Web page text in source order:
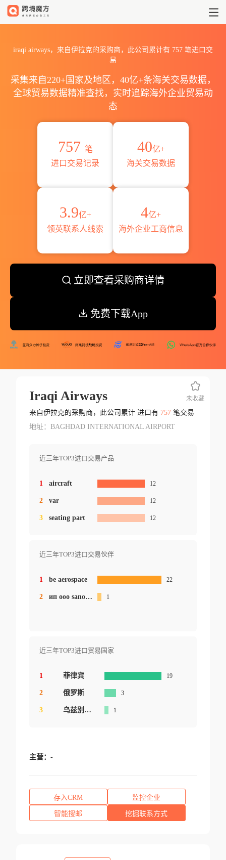
iraqi airways，来自伊拉克的采购商，此公司累计有 757 笔进口交
易
采集来自220+国家及地区，40亿+条海关交易数据，
全球贸易数据精准查找，实时追踪海外企业贸易动
态
757 笔
进口交易记录
40亿+
海关交易数据
3.9亿+
领英联系人线索
4亿+
海外企业工商信息
立即查看采购商详情
免费下载App
Iraqi Airways
来自伊拉克的采购商，此公司累计 进口有 757笔交易
地址：BAGHDAD INTERNATIONAL AIRPORT
近三年TOP3进口交易产品
1 aircraft 12
2 var 12
3 seating part 12
近三年TOP3进口交易伙伴
1 be aerospace 22
2 ип ооо sanoat energetika guruhi 1
近三年TOP3进口贸易国家
1 菲律宾 19
2 俄罗斯 3
3 乌兹别克斯坦 1
未收藏
主营： -
存入CRM 监控企业
智能搜邮 挖掘联系方式